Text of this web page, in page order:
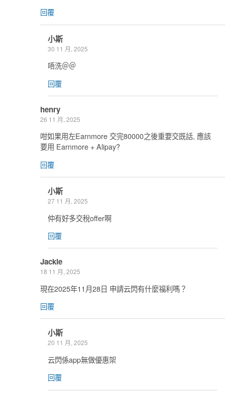
回覆
小斯
30 11 月, 2025
唔洗＠＠
回覆
henry
26 11 月, 2025
咁如果用左Earnmore 交完80000之後重要交既話, 應該
要用 Earnmore + Alipay?
回覆
小斯
27 11 月, 2025
仲有好多交稅offer啊
回覆
Jackie
18 11 月, 2025
現在2025年11月28日 申請云閃有什麼福利嗎？
回覆
小斯
20 11 月, 2025
云閃係app無做優惠架
回覆